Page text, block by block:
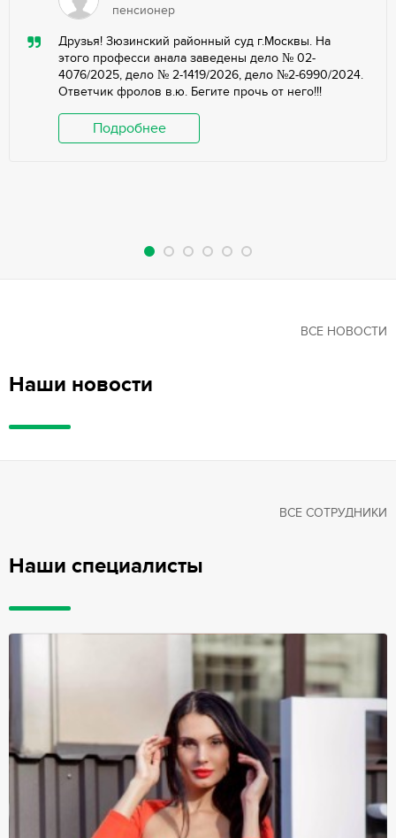
пенсионер
Друзья! Зюзинский районный суд г.Москвы. На
этого професси анала заведены дело № 02-
4076/2025, дело № 2-1419/2026, дело №2-6990/2024.
Ответчик фролов в.ю. Бегите прочь от него!!!
Подробнее
Наши новости
ВСЕ НОВОСТИ
Наши специалисты
ВСЕ СОТРУДНИКИ